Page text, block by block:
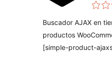
Buscador AJAX en
productos
[simple-product-